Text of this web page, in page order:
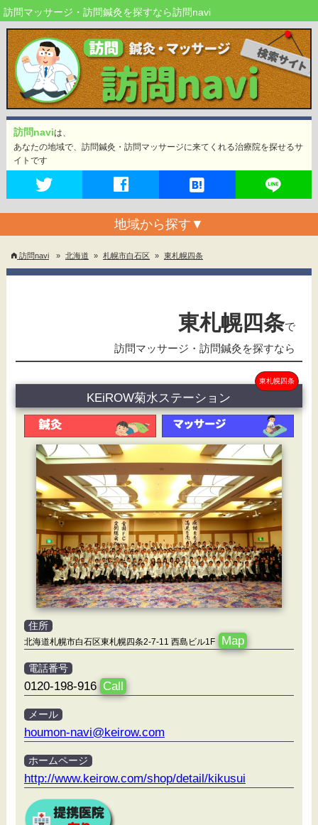
訪問マッサージ・訪問鍼灸を探すなら訪問navi
訪問naviは、
あなたの地域で、訪問鍼灸・訪問マッサージに来てくれる治療院を探せるサ
イトです
地域から探す ▼
訪問navi » 北海道 » 札幌市白石区 » 東札幌四条
東札幌四条で
訪問マッサージ・訪問鍼灸を探すなら
東札幌四条
KEiROW菊水ステーション
住所
北海道札幌市白石区東札幌四条2-7-11 西島ビル1F Map
電話番号
0120-198-916 Call
メール
houmon-navi@keirow.com
ホームページ
http://www.keirow.com/shop/detail/kikusui